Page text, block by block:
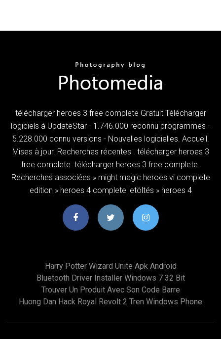
télécharger heroes 3 free complete Gratuit Télécharger
logiciels à UpdateStar - 1.746.000 reconnu programmes -
5.228.000 connu versions - Nouvelles logicielles. Accueil.
Mises à jour. Recherches récentes . télécharger heroes 3
free complete. télécharger heroes 3 free complete.
Recherches associées » might magic heroes vi complete
edition » heroes 4 complete letöltés » heroes 4
Harry Potter Wizard Unite Apk Android
Bluetooth Driver Installer Windows 7 32 Bit
Trouver Un Produit Avec Son Code Barre
Huong Dan Hack Royal Revolt 2 Tren Windows Phone